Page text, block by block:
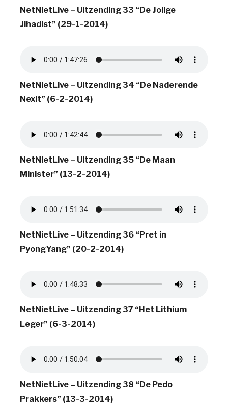
NetNietLive – Uitzending 33 “De Jolige
Jihadist” (29-1-2014)
NetNietLive – Uitzending 34 “De Naderende
Nexit” (6-2-2014)
NetNietLive – Uitzending 35 “De Maan
Minister” (13-2-2014)
NetNietLive – Uitzending 36 “Pret in
PyongYang” (20-2-2014)
NetNietLive – Uitzending 37 “Het Lithium
Leger” (6-3-2014)
NetNietLive – Uitzending 38 “De Pedo
Prakkers” (13-3-2014)